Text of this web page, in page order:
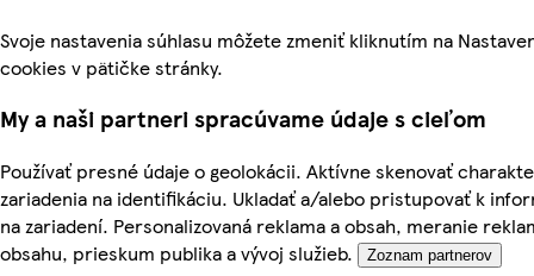
Svoje nastavenia súhlasu môžete zmeniť kliknutím na
cookies v pätičke stránky.
My a naši partneri spracúvame údaje s cieľom
Používať presné údaje o geolokácii. Aktívne skenovať
zariadenia na identifikáciu. Ukladať a/alebo pristupovať k
na zariadení. Personalizovaná reklama a obsah, meranie
obsahu, prieskum publika a vývoj služieb.
Zoznam partnerov